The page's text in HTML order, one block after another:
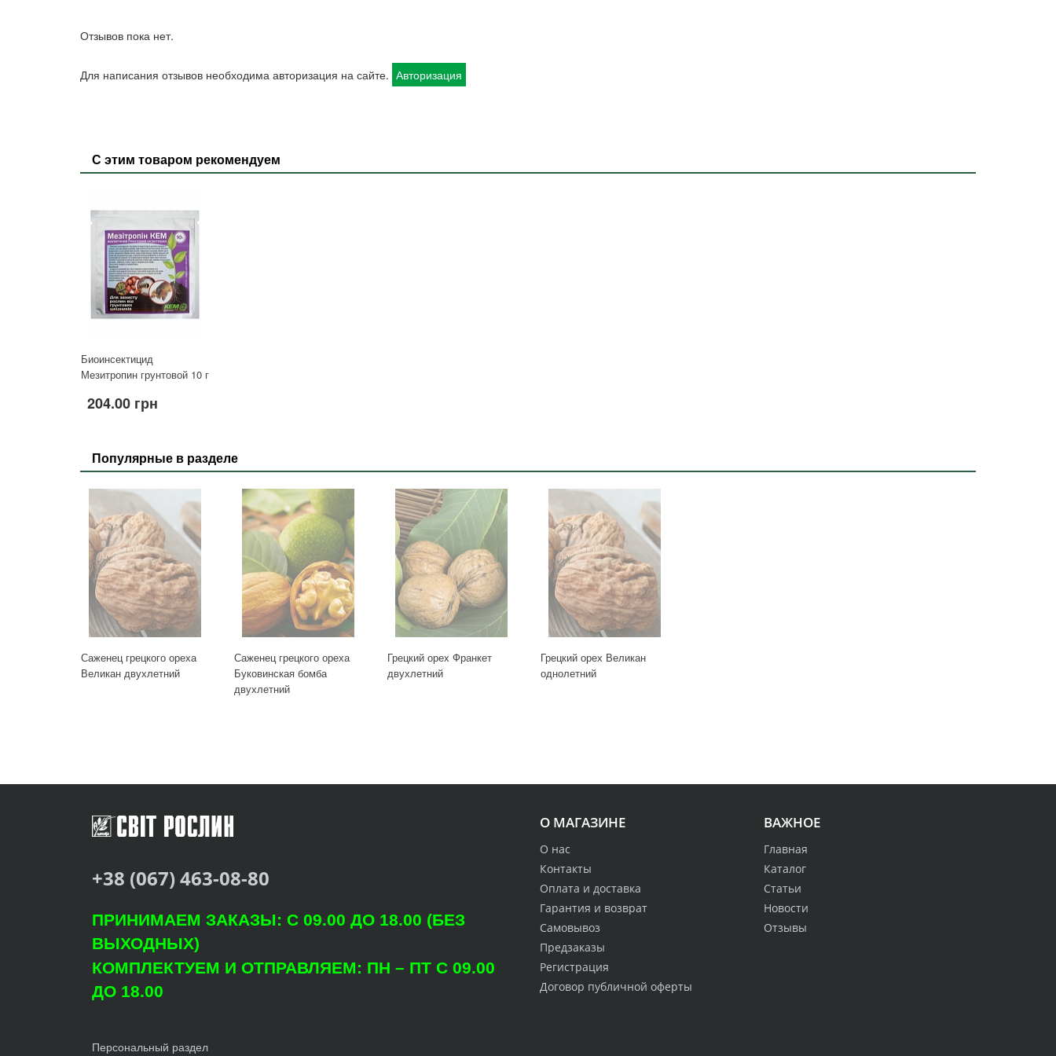
Отзывов пока нет.
Для написания отзывов необходима авторизация на сайте. Авторизация
С этим товаром рекомендуем
Биоинсектицид
Мезитропин грунтовой 10 г
204.00 грн
Популярные в разделе
Саженец грецкого ореха
Великан двухлетний
Саженец грецкого ореха
Буковинская бомба
двухлетний
Грецкий орех Франкет
двухлетний
Грецкий орех Великан
однолетний
О МАГАЗИНЕ
О нас
Контакты
Оплата и доставка
Гарантия и возврат
Самовывоз
Предзаказы
Регистрация
Договор публичной оферты
ВАЖНОЕ
Главная
Каталог
Статьи
Новости
Отзывы
+38 (067) 463-08-80
ПРИНИМАЕМ ЗАКАЗЫ: С 09.00 ДО 18.00 (БЕЗ
ВЫХОДНЫХ)
КОМПЛЕКТУЕМ И ОТПРАВЛЯЕМ: ПН – ПТ С 09.00
ДО 18.00
Персональный раздел